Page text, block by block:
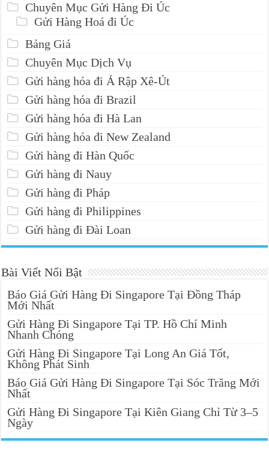
Chuyên Mục Gửi Hàng Đi Úc
Gửi Hàng Hoá đi Úc
Bảng Giá
Chuyên Mục Dịch Vụ
Gửi hàng hóa đi Ả Rập Xê-Út
Gửi hàng hóa đi Brazil
Gửi hàng hóa đi Hà Lan
Gửi hàng hóa đi New Zealand
Gửi hàng đi Hàn Quốc
Gửi hàng đi Nauy
Gửi hàng đi Pháp
Gửi hàng đi Philippines
Gửi hàng đi Đài Loan
Bài Viết Nổi Bật
Báo Giá Gửi Hàng Đi Singapore Tại Đồng Tháp
Mới Nhất
Gửi Hàng Đi Singapore Tại TP. Hồ Chí Minh
Nhanh Chóng
Gửi Hàng Đi Singapore Tại Long An Giá Tốt,
Không Phát Sinh
Báo Giá Gửi Hàng Đi Singapore Tại Sóc Trăng Mới
Nhất
Gửi Hàng Đi Singapore Tại Kiên Giang Chỉ Từ 3–5
Ngày